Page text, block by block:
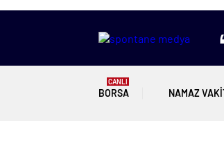
BORSA
CANLI
NAMAZ